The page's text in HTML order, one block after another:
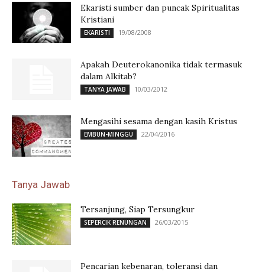
Ekaristi sumber dan puncak Spiritualitas
Kristiani
EKARISTI 19/08/2008
Apakah Deuterokanonika tidak termasuk
dalam Alkitab?
TANYA JAWAB 10/03/2012
Mengasihi sesama dengan kasih Kristus
EMBUN-MINGGU 22/04/2016
Tanya Jawab
Tersanjung, Siap Tersungkur
SEPERCIK RENUNGAN 26/03/2015
Pencarian kebenaran, toleransi dan